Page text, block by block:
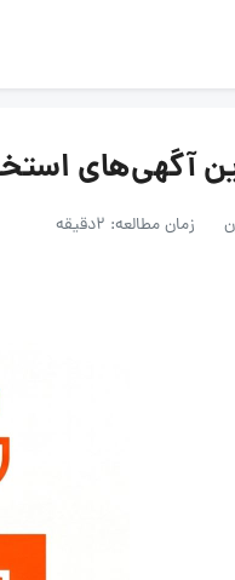
استخدام
زمان مطالعه: 2دقیقه